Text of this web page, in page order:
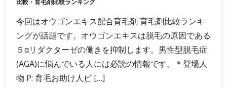
比較・育毛剤比較ランキング
今回はオウゴンエキス配合育毛剤 育毛剤比較ランキ
ングが話題です。オウゴンエキスは脱毛の原因である
５αリダクターゼの働きを抑制します。男性型脱毛症
(AGA)に悩んでいる人には必読の情報です。＊登場人
物 P: 育毛お助け人ピ […]